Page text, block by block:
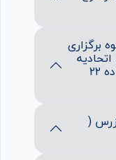
برگزاری
انتخابات هیأت مدیره و بازرسان اتحادیه
های صنفی ( موضوع تبصره ۳ ماده ۲۲
(